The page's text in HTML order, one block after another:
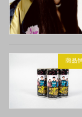
商品